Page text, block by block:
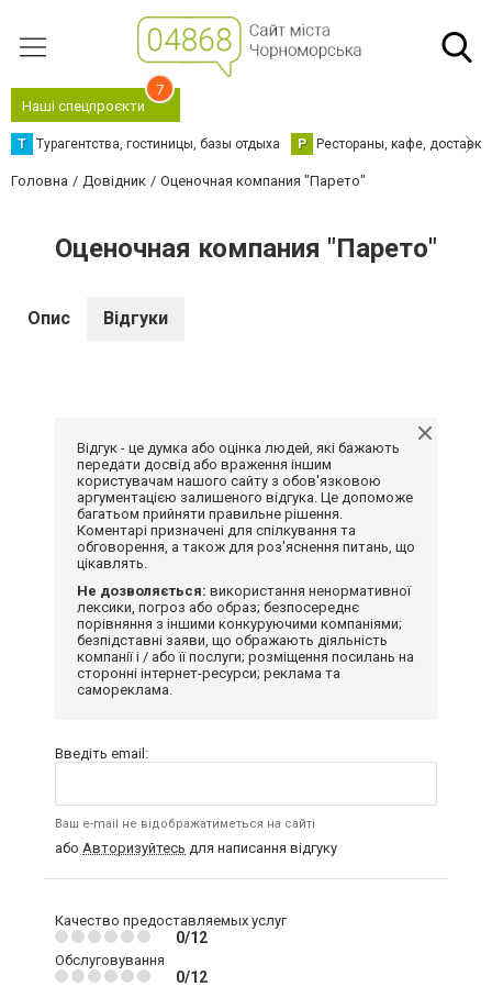
Наші спецпроєкти
7
Т Турагентства, гостиницы, базы отдыха Р Рестораны, кафе,
Головна Довідник Оценочная компания "Парето"
Оценочная компания "Парето"
Опис Відгуки
Відгук - це думка або оцінка людей, які бажають
передати досвід або враження іншим
користувачам нашого сайту з обов'язковою
аргументацією залишеного відгука. Це допоможе
багатьом прийняти правильне рішення.
Коментарі призначені для спілкування та
обговорення, а також для роз'яснення питань, що
цікавлять.
Не дозволяється: використання ненормативної
лексики, погроз або образ; безпосереднє
порівняння з іншими конкуруючими компаніями;
безпідставні заяви, що ображають діяльність
компанії і / або її послуги; розміщення посилань на
сторонні інтернет-ресурси; реклама та
самореклама.
Введіть email:
Ваш e-mail не відображатиметься на сайті
або Авторизуйтесь для написання відгуку
Качество предоставляемых услуг
0/12
Обслуговування
0/12